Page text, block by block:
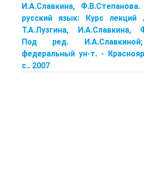
И.А.Славкина,
русский язык: Курс лекций
Т.А.Лузгина, И.А.Славкина,
Под ред.
федеральный ун-т. -
с.. 2007